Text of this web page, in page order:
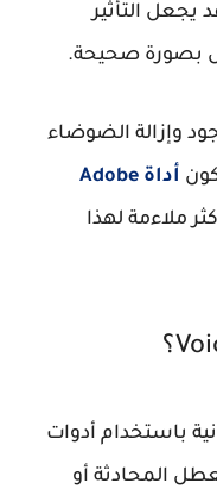
يجعل التأثير
بصورة صحيحة.
وإزالة الضوضاء
أداة Adobe
ملاءمة لهذا
باستخدام أدوات
المحادثة أو